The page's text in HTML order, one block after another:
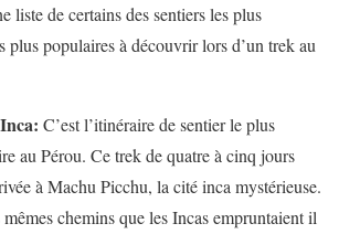
liste de certains des sentiers les plus
plus populaires à découvrir lors d’un trek au
C’est l’itinéraire de sentier le plus
au Pérou. Ce trek de quatre à cinq jours
à Machu Picchu, la cité inca mystérieuse.
chemins que les Incas empruntaient il